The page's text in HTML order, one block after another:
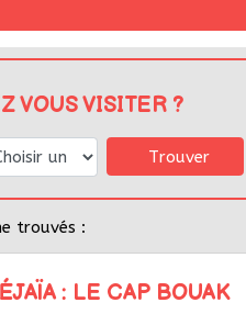
VOUS VISITER ?
Trouver
trouvés :
: LE CAP BOUAK